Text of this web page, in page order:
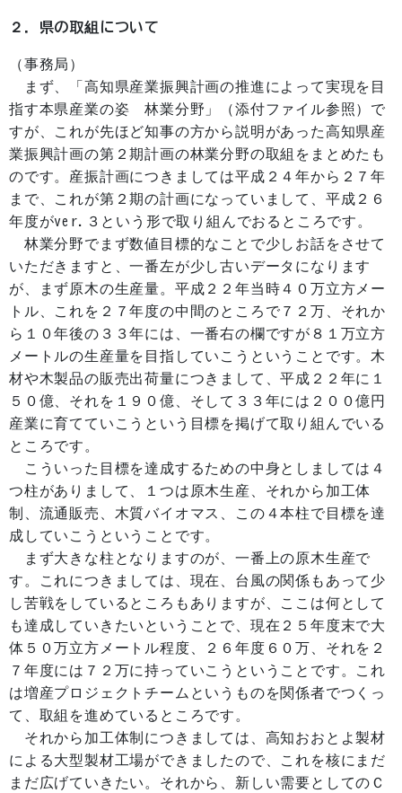
２．県の取組について
（事務局）
まず、「高知県産業振興計画の推進によって実現を目
指す本県産業の姿 林業分野」（添付ファイル参照）で
すが、これが先ほど知事の方から説明があった高知県産
業振興計画の第２期計画の林業分野の取組をまとめたも
のです。産振計画につきましては平成２４年から２７年
まで、これが第２期の計画になっていまして、平成２６
年度がver.３という形で取り組んでおるところです。
林業分野でまず数値目標的なことで少しお話をさせて
いただきますと、一番左が少し古いデータになります
が、まず原木の生産量。平成２２年当時４０万立方メー
トル、これを２７年度の中間のところで７２万、それか
ら１０年後の３３年には、一番右の欄ですが８１万立方
メートルの生産量を目指していこうということです。木
材や木製品の販売出荷量につきまして、平成２２年に１
５０億、それを１９０億、そして３３年には２００億円
産業に育てていこうという目標を掲げて取り組んでいる
ところです。
こういった目標を達成するための中身としましては４
つ柱がありまして、１つは原木生産、それから加工体
制、流通販売、木質バイオマス、この４本柱で目標を達
成していこうということです。
まず大きな柱となりますのが、一番上の原木生産で
す。これにつきましては、現在、台風の関係もあって少
し苦戦をしているところもありますが、ここは何として
も達成していきたいということで、現在２５年度末で大
体５０万立方メートル程度、２６年度６０万、それを２
７年度には７２万に持っていこうということです。これ
は増産プロジェクトチームというものを関係者でつくっ
て、取組を進めているところです。
それから加工体制につきましては、高知おおとよ製材
による大型製材工場ができましたので、これを核にまだ
まだ広げていきたい。それから、新しい需要としてのＣ